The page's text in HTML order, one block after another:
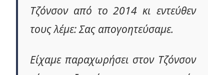
Τζόνσον από το 2014 κι εντεύθεν
τους λέμε: Σας απογοητεύσαμε.
Είχαμε παραχωρήσει στον Τζόνσον